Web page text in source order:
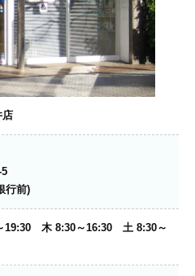
行前)
19:30 木 8:30～16:30 土 8:30～